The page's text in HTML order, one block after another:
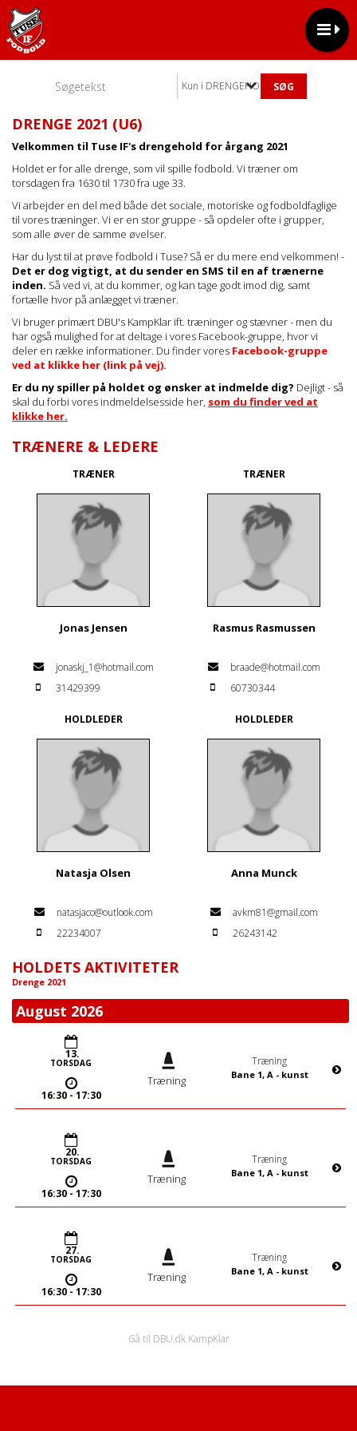
Kun i DRENGEHOLD
DRENGE 2021 (U6)
Velkommen til Tuse IF's drengehold for årgang 2021
Holdet er for alle drenge, som vil spille fodbold. Vi træner om
torsdagen fra 1630 til 1730 fra uge 33.
Vi arbejder en del med både det sociale, motoriske og fodboldfaglige
til vores træninger. Vi er en stor gruppe - så opdeler ofte i grupper,
som alle øver de samme øvelser.
Har du lyst til at prøve fodbold i Tuse? Så er du mere end velkommen! -
Det er dog vigtigt, at du sender en SMS til en af trænerne
inden. Så ved vi, at du kommer, og kan tage godt imod dig, samt
fortælle hvor på anlægget vi træner.
Vi bruger primært DBU's KampKlar ift. træninger og stævner - men du
har også mulighed for at deltage i vores Facebook-gruppe, hvor vi
deler en række informationer. Du finder vores Facebook-gruppe
ved at klikke her (link på vej).
Er du ny spiller på holdet og ønsker at indmelde dig? Dejligt - så
skal du forbi vores indmeldelsesside her, som du finder ved at
klikke her.
TRÆNERE & LEDERE
TRÆNER
Jonas Jensen
jonaskj_1@hotmail.com
31429399
TRÆNER
Rasmus Rasmussen
braade@hotmail.com
60730344
HOLDLEDER
Natasja Olsen
natasjaco@outlook.com
22234007
HOLDLEDER
Anna Munck
avkm81@gmail.com
26243142
HOLDETS AKTIVITETER
Drenge 2021
August 2026
13.
TORSDAG
16:30 - 17:30
Træning
Træning
Bane 1, A - kunst
20.
TORSDAG
16:30 - 17:30
Træning
Træning
Bane 1, A - kunst
27.
TORSDAG
16:30 - 17:30
Træning
Træning
Bane 1, A - kunst
September 2026
TORSDAG Træning
Gå til DBU.dk KampKlar